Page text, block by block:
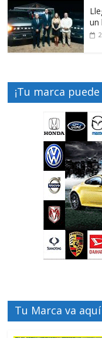
un
¡Tu marca
Tu Marca va aquí